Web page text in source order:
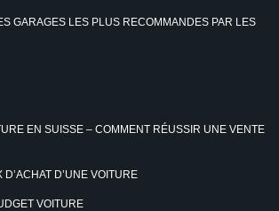
GARAGES LES PLUS RECOMMANDES PAR LES
EN SUISSE – COMMENT RÉUSSIR UNE VENTE
D’UNE VOITURE
VOITURE